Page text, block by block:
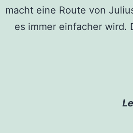
macht eine Route von
es immer einfacher wird.